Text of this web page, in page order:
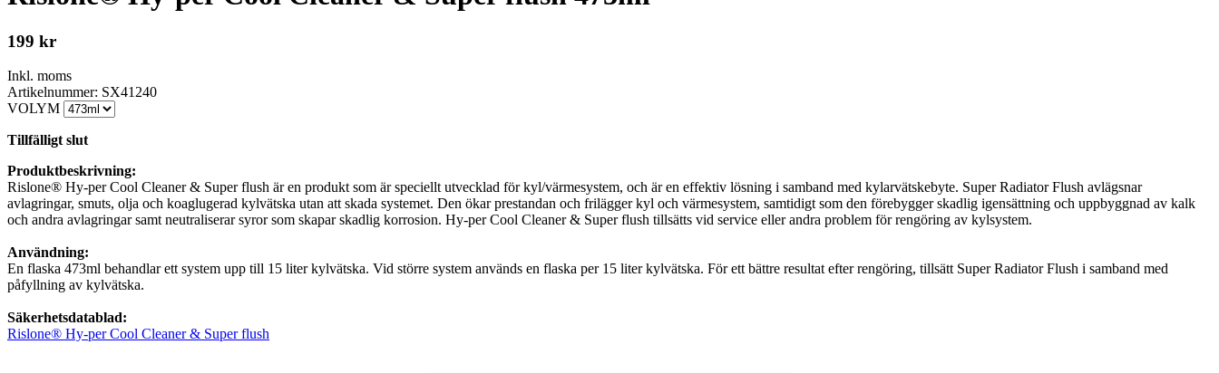
199 kr
Inkl. moms
Artikelnummer: SX41240
VOLYM
Tillfälligt slut
Produktbeskrivning:
Rislone® Hy-per Cool Cleaner & Super flush är en produkt som är speciellt utvecklad för kyl/värmesystem, och är en effektiv lösning i samband med kylarvätskebyte. Super Radiator Flush avlägsnar
avlagringar, smuts, olja och koaglugerad kylvätska utan att skada systemet. Den ökar prestandan och frilägger kyl och värmesystem, samtidigt som den förebygger skadlig igensättning och uppbyggnad av kalk
och andra avlagringar samt neutraliserar syror som skapar skadlig korrosion. Hy-per Cool Cleaner & Super flush tillsätts vid service eller andra problem för rengöring av kylsystem.
Användning:
En flaska 473ml behandlar ett system upp till 15 liter kylvätska. Vid större system används en flaska per 15 liter kylvätska. För ett bättre resultat efter rengöring, tillsätt Super Radiator Flush i samband med
påfyllning av kylvätska.
Säkerhetsdatablad:
Rislone® Hy-per Cool Cleaner & Super flush